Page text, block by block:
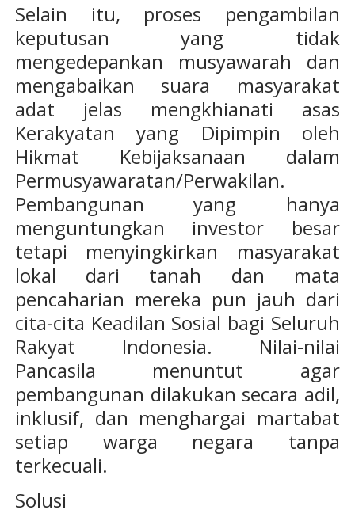
Selain itu, proses pengambilan
keputusan yang tidak
mengedepankan musyawarah dan
mengabaikan suara masyarakat
adat jelas mengkhianati asas
Kerakyatan yang Dipimpin oleh
Hikmat Kebijaksanaan dalam
Permusyawaratan/Perwakilan.
Pembangunan yang hanya
menguntungkan investor besar
tetapi menyingkirkan masyarakat
lokal dari tanah dan mata
pencaharian mereka pun jauh dari
cita-cita Keadilan Sosial bagi Seluruh
Rakyat Indonesia. Nilai-nilai
Pancasila menuntut agar
pembangunan dilakukan secara adil,
inklusif, dan menghargai martabat
setiap warga negara tanpa
terkecuali.
Solusi